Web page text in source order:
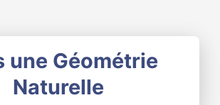
une Géométrie
Naturelle